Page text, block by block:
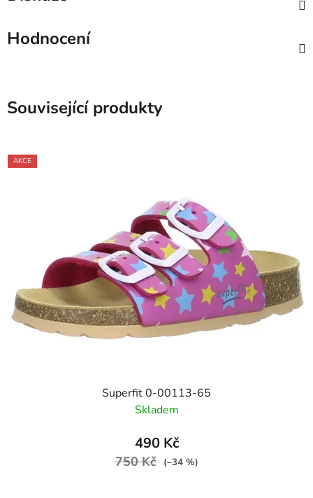
Hodnocení
Související produkty
AKCE
Superfit 0-00113-65
Skladem
490 Kč
750 Kč (–34 %)